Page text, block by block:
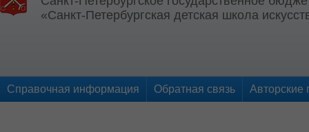
«Санкт-Петербургская детская школа
Справочная информация Обратная связь Авторские